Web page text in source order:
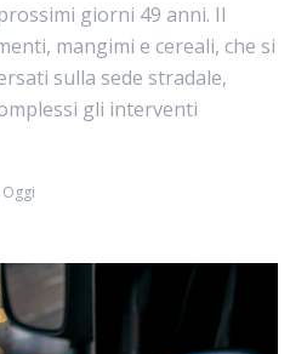
giorni 49 anni. Il
mangimi e cereali, che si
sulla sede stradale,
gli interventi